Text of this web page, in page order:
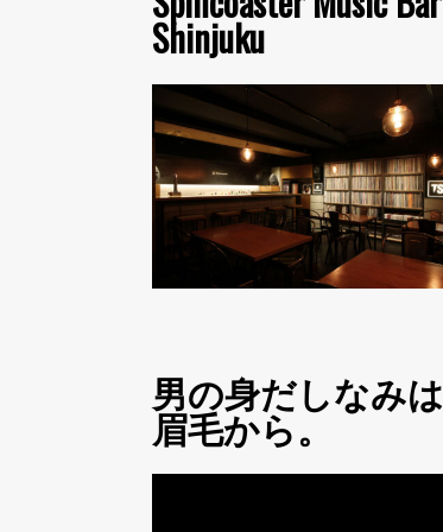
Shinjuku
男の身だしなみは
眉毛から。